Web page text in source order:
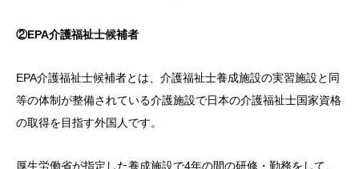
②EPA介護福祉士候補者
EPA介護福祉士候補者とは、介護福祉士養成施設の実習施設と同
等の体制が整備されている介護施設で日本の介護福祉士国家資格
の取得を目指す外国人です。
厚生労働省が指定した養成施設で4年の間の研修・勤務をして、